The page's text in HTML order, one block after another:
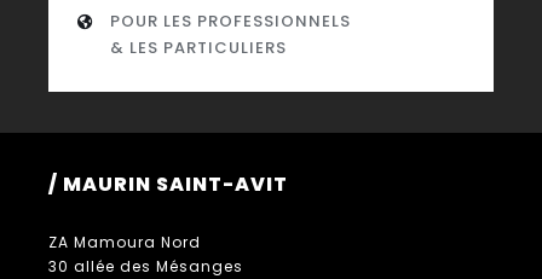
POUR LES PROFESSIONNELS
& LES PARTICULIERS
/ MAURIN SAINT-AVIT
ZA Mamoura Nord
30 allée des Mésanges